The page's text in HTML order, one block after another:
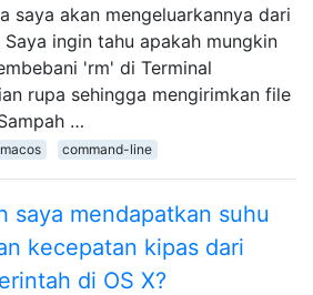
saya akan mengeluarkannya dari
Saya ingin tahu apakah mungkin
'rm' di Terminal
rupa sehingga mengirimkan file
…
macos command-line
saya mendapatkan suhu
kecepatan kipas dari
di OS X?